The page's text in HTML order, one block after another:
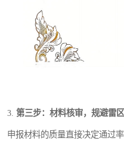
3. 第三步：材料核审，规避雷区
申报材料的质量直接决定通过